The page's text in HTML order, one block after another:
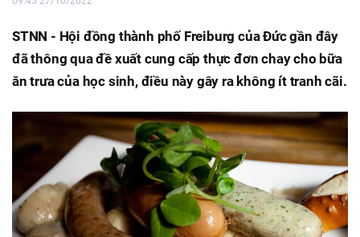
STNN - Hội đồng thành phố Freiburg của Đức gần đây
đã thông qua đề xuất cung cấp thực đơn chay cho bữa
ăn trưa của học sinh, điều này gây ra không ít tranh cãi.